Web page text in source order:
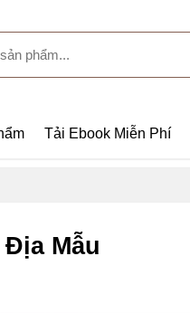
Tải Ebook Miễn Phí
Mẫu